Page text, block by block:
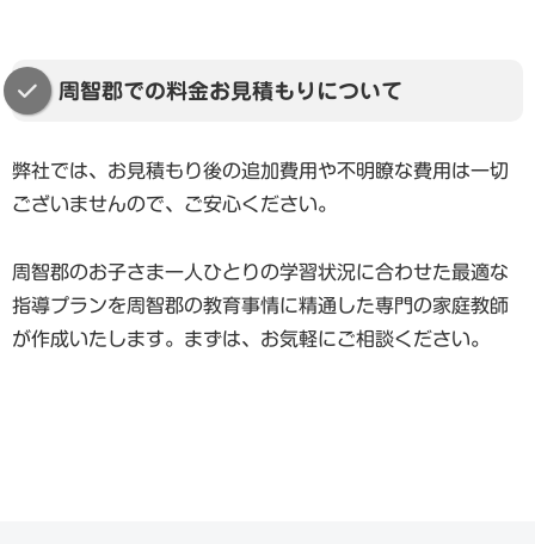
周智郡での料金お見積もりについて
弊社では、お見積もり後の追加費用や不明瞭な費用は一切
ございませんので、ご安心ください。
周智郡のお子さま一人ひとりの学習状況に合わせた最適な
指導プランを周智郡の教育事情に精通した専門の家庭教師
が作成いたします。まずは、お気軽にご相談ください。